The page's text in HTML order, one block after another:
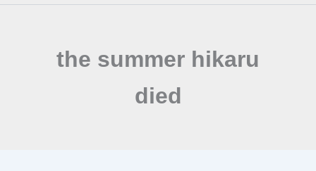
the summer hikaru
died